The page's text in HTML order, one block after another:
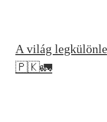
A világ
🇵🇰🚛